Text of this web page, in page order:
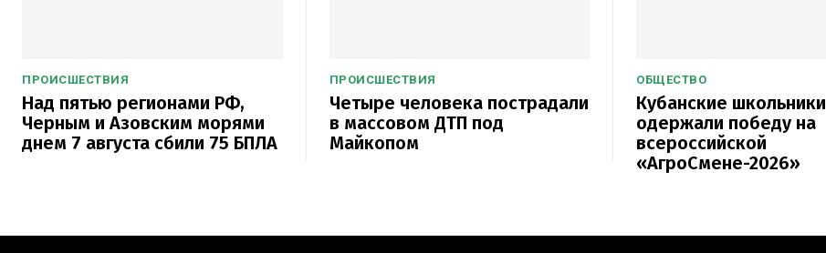
ПРОИСШЕСТВИЯ
Над пятью регионами РФ,
Черным и Азовским морями
днем 7 августа сбили 75 БПЛА
ПРОИСШЕСТВИЯ
Четыре человека пострадали
в массовом ДТП под
Майкопом
ОБЩЕСТВО
Кубанские школьники
одержали победу на
всероссийской
«АгроСмене-2026»